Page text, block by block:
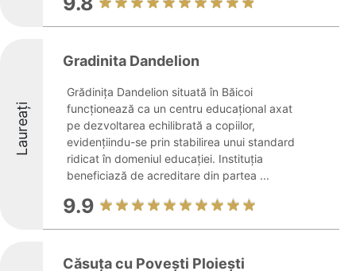
Laureați
Gradinita Dandelion
Grădinița Dandelion situată în Băicoi
funcționează ca un centru educațional axat
pe dezvoltarea echilibrată a copiilor,
evidențiindu-se prin stabilirea unui standard
ridicat în domeniul educației. Instituția
beneficiază de acreditare din partea ...
9.9
Căsuța cu Povești Ploiești